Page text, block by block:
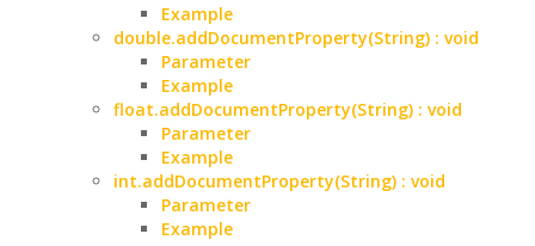
Example
double.addDocumentProperty(String) : void
Parameter
Example
float.addDocumentProperty(String) : void
Parameter
Example
int.addDocumentProperty(String) : void
Parameter
Example